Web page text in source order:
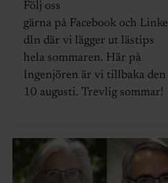
Följ oss
gärna på Facebook och Linke
dIn där vi lägger ut lästips
hela sommaren. Här på
Ingenjören är vi tillbaka den
10 augusti. Trevlig sommar!